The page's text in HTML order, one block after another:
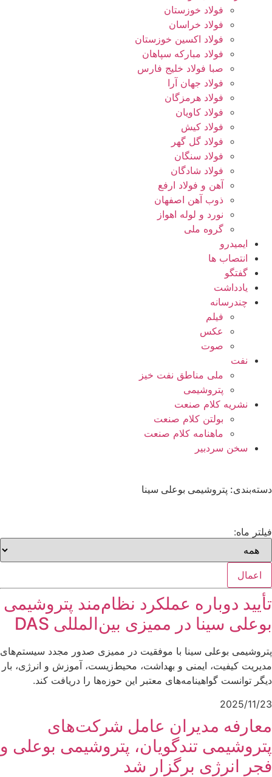
فولاد خوزستان
فولاد خراسان
فولاد اکسین خوزستان
فولاد مبارکه سپاهان
صبا فولاد خلیج فارس
فولاد جهان آرا
فولاد هرمزگان
فولاد کاویان
فولاد کیش
فولاد گل گهر
فولاد سنگان
فولاد شادگان
آهن و فولاد ارفع
ذوب آهن اصفهان
نورد و لوله اهواز
گروه ملی
ایمیدرو
انتصاب ها
گفتگو
یادداشت
چندرسانه
فیلم
عکس
صوت
نفت
ملی مناطق نفت خیز
پتروشیمی
نشریه کلام صنعت
بولتن کلام صنعت
ماهنامه کلام صنعت
سخن سردبیر
دسته‌بندی: پتروشیمی بوعلی سینا
فیلتر ماه:
اعمال
تأیید دوباره عملکرد نظام‌مند پتروشیمی
بوعلی سینا در ممیزی بین‌المللی DAS
پتروشیمی بوعلی سینا با موفقیت در ممیزی صدور مجدد سیستم‌های
مدیریت کیفیت، ایمنی و بهداشت، محیط‌زیست، آموزش و انرژی، بار
دیگر توانست گواهینامه‌های معتبر این حوزه‌ها را دریافت کند.
2025/11/23
معارفه مدیران عامل شرکت‌های
پتروشیمی تندگویان، پتروشیمی بوعلی و
فجر انرژی برگزار شد